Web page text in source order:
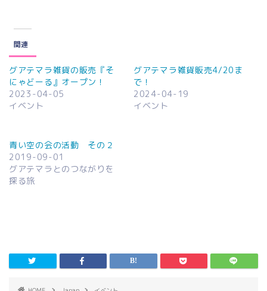
関連
グアテマラ雑貨の販売『そ
にゃどーる』オープン！
2023-04-05
イベント
グアテマラ雑貨販売4/20ま
で！
2024-04-19
イベント
青い空の会の活動 その２
2019-09-01
グアテマラとのつながりを
探る旅